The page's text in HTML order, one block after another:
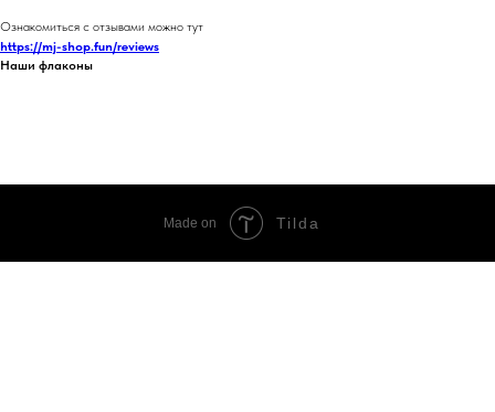
Ознакомиться с отзывами можно тут
https://mj-shop.fun/reviews
Наши флаконы
Made on Tilda